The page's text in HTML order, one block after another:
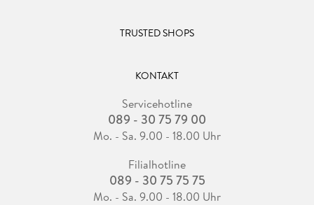
TRUSTED SHOPS
KONTAKT
Servicehotline
089 - 30 75 79 00
Mo. - Sa. 9.00 - 18.00 Uhr
Filialhotline
089 - 30 75 75 75
Mo. - Sa. 9.00 - 18.00 Uhr